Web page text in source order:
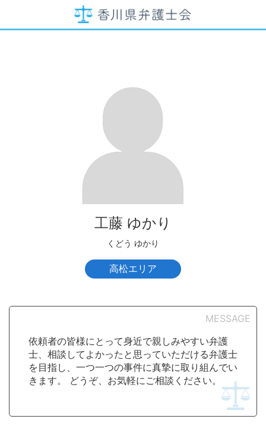
工藤 ゆかり
くどう ゆかり
高松エリア
MESSAGE
依頼者の皆様にとって身近で親しみやすい弁護
士、相談してよかったと思っていただける弁護士
を目指し、一つ一つの事件に真摯に取り組んでい
きます。 どうぞ、お気軽にご相談ください。